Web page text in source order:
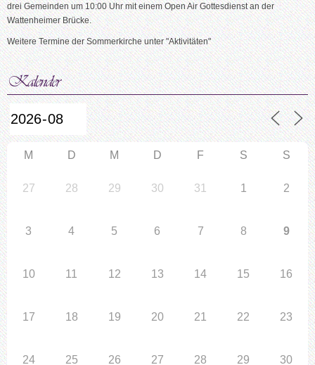
drei Gemeinden um 10:00 Uhr mit einem Open Air Gottesdienst an der
Wattenheimer Brücke.
Weitere Termine der Sommerkirche unter "Aktivitäten"
M D M D F S S
27 28 29 30 31 1 2
3 4 5 6 7 8 9
10 11 12 13 14 15 16
17 18 19 20 21 22 23
24 25 26 27 28 29 30